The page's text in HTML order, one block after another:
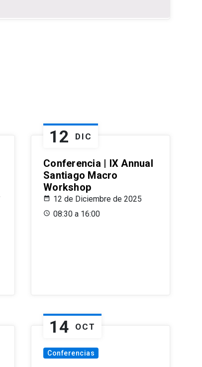
12 DIC
Conferencia | IX Annual
Santiago Macro
Workshop
12 de Diciembre de 2025
08:30 a 16:00
14 OCT
Conferencias